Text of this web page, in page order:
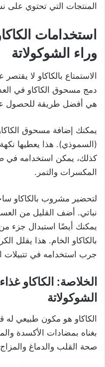
المنتجات التي تحتوي على
استخدامات
وراء الشوكولاتة
الاستمتاع بالكاكاو لا
دمج مسحوق الكاكاو في
هي أفضل طريقة للحصول
يمكنك إضافة مسحوق
(السموذي). هذا يعطيها
كذلك، يمكن استخدامه في
المكسرات والتمر.
لتحضير مشروب بالكاكاو
نباتي. أضف القليل من
يمكنك أيضًا استبدال جزء
بالكاكاو الخام. هذا يقلل
جرب استخدامه في تتبيلات
الخلاصة: الكاكاو
الشوكولاتة
الكاكاو هو مكون طبيعي له
بغناه بمضادات الأكسدة
صحة القلب والدماغ